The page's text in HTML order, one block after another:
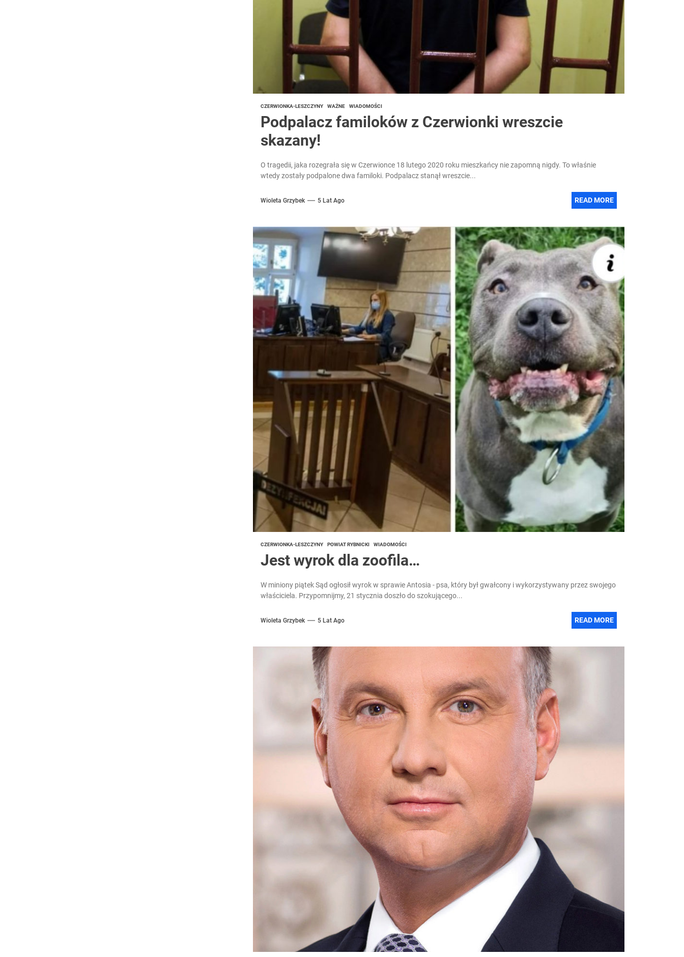
CZERWIONKA-LESZCZYNY WAŻNE WIADOMOŚCI
Podpalacz familoków z Czerwionki wreszcie
skazany!
O tragedii, jaka rozegrała się w Czerwionce 18 lutego 2020 roku mieszkańcy nie zapomną nigdy. To właśnie
wtedy zostały podpalone dwa familoki. Podpalacz stanął wreszcie...
Wioleta Grzybek 5 Lat Ago READ MORE
CZERWIONKA-LESZCZYNY POWIAT RYBNICKI WIADOMOŚCI
Jest wyrok dla zoofila…
W miniony piątek Sąd ogłosił wyrok w sprawie Antosia - psa, który był gwałcony i wykorzystywany przez swojego
właściciela. Przypomnijmy, 21 stycznia doszło do szokującego...
Wioleta Grzybek 5 Lat Ago READ MORE